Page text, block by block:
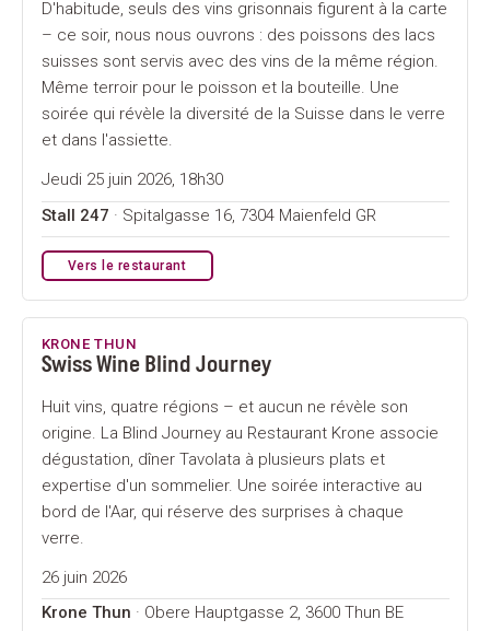
D'habitude, seuls des vins grisonnais figurent à la carte
– ce soir, nous nous ouvrons : des poissons des lacs
suisses sont servis avec des vins de la même région.
Même terroir pour le poisson et la bouteille. Une
soirée qui révèle la diversité de la Suisse dans le verre
et dans l'assiette.
Jeudi 25 juin 2026, 18h30
Stall 247 · Spitalgasse 16, 7304 Maienfeld GR
Vers le restaurant
KRONE THUN
Swiss Wine Blind Journey
Huit vins, quatre régions – et aucun ne révèle son
origine. La Blind Journey au Restaurant Krone associe
dégustation, dîner Tavolata à plusieurs plats et
expertise d'un sommelier. Une soirée interactive au
bord de l'Aar, qui réserve des surprises à chaque
verre.
26 juin 2026
Krone Thun · Obere Hauptgasse 2, 3600 Thun BE